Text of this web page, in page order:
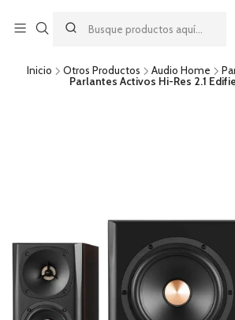
descuento por pago con
por una compra mínima de $49.990. Este
acumulable a otras promociones ni aplicable a
Inicio Otros Productos Audio Home
Parlantes Activos Hi-Res 2.1